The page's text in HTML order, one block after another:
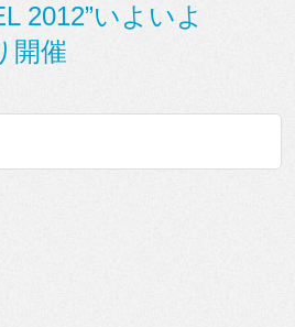
2012”いよいよ
開催